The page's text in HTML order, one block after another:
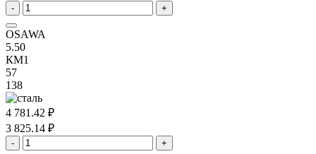
- +
OSAWA
5.50
КМ1
57
138
4 781.42 ₽
3 825.14 ₽
- +